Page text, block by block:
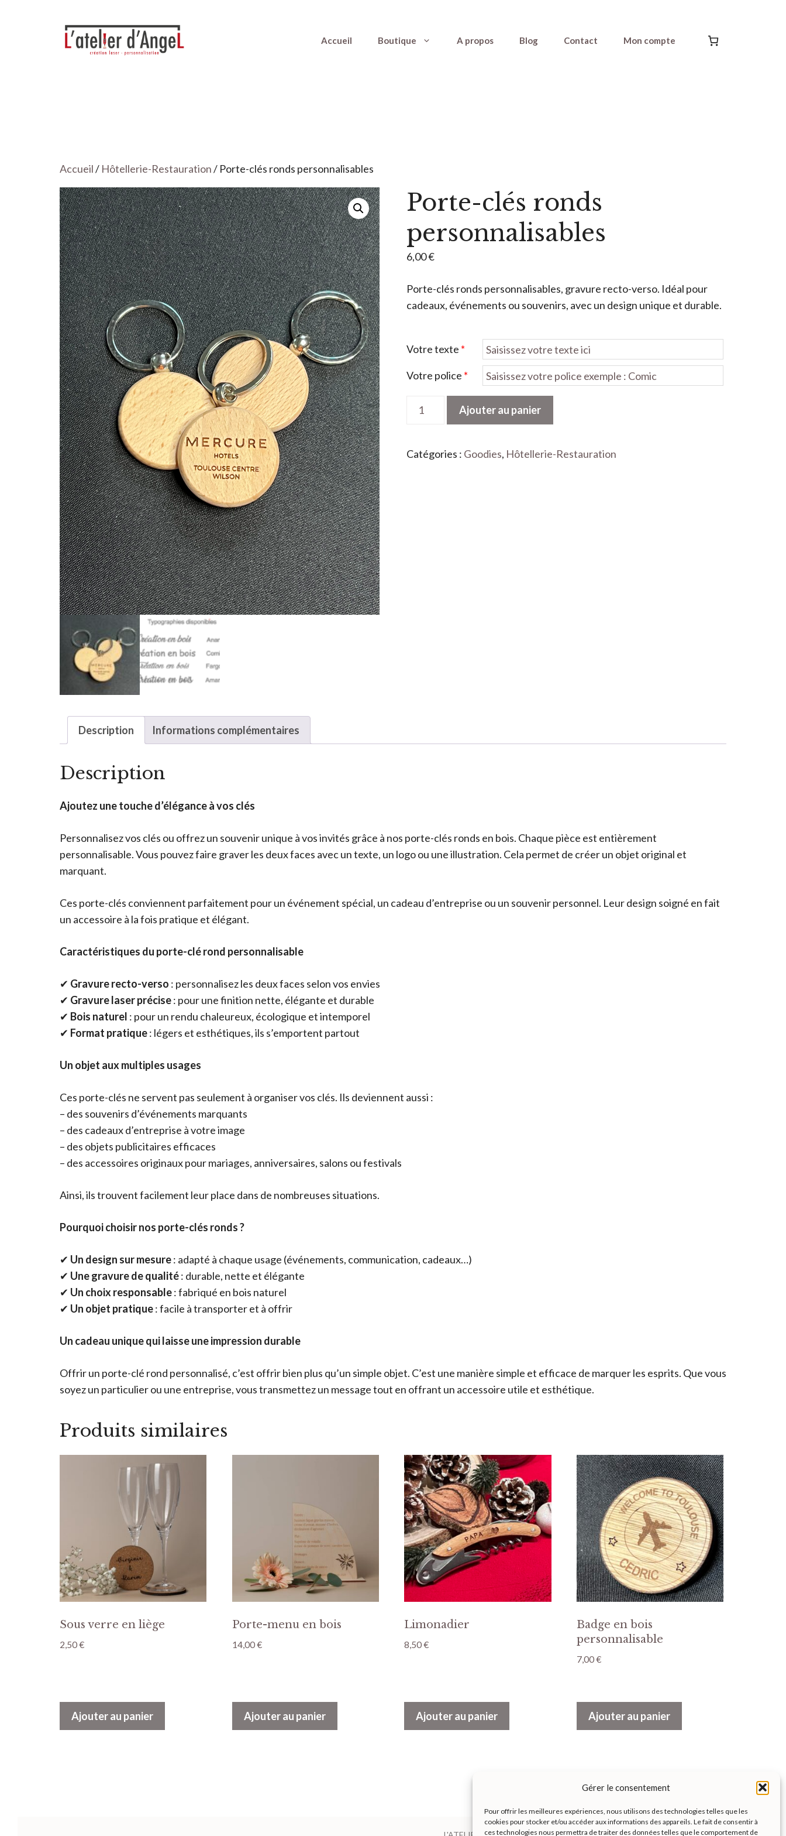
Gérer le consentement
Pour offrir les meilleures expériences, nous utilisons des technologies telles que les
cookies pour stocker et/ou accéder aux informations des appareils. Le fait de consentir à
ces technologies nous permettra de traiter des données telles que le comportement de
Accueil Boutique A propos Blog Contact Mon compte
Accueil/ Hôtellerie-Restauration/ Porte-clés ronds personnalisables
Porte-clés ronds
personnalisables
6,00€
Porte-clés ronds personnalisables, gravure recto-verso. Idéal pour
cadeaux, événements ou souvenirs, avec un design unique et durable.
Votre texte *
Votre police *
quantité
clés
Ajouter au panier
Catégories : Goodies, Hôtellerie-Restauration
Description Informations complémentaires
Description
Ajoutez une touche d’élégance à vos clés
Personnalisez vos clés ou offrez un souvenir unique à vos invités grâce à nos porte-clés ronds en bois. Chaque pièce est entièrement
personnalisable. Vous pouvez faire graver les deux faces avec un texte, un logo ou une illustration. Cela permet de créer un objet original et
marquant.
Ces porte-clés conviennent parfaitement pour un événement spécial, un cadeau d’entreprise ou un souvenir personnel. Leur design soigné en fait
un accessoire à la fois pratique et élégant.
Caractéristiques du porte-clé rond personnalisable
✔ Gravure recto-verso : personnalisez les deux faces selon vos envies
✔ Gravure laser précise: pour une finition nette, élégante et durable
✔ Bois naturel : pour un rendu chaleureux, écologique et intemporel
✔ Format pratique: légers et esthétiques, ils s’emportent partout
Un objet aux multiples usages
Ces porte-clés ne servent pas seulement à organiser vos clés. Ils deviennent aussi :
– des souvenirs d’événements marquants
– des cadeaux d’entreprise à votre image
– des objets publicitaires efficaces
– des accessoires originaux pour mariages, anniversaires, salons ou festivals
Ainsi, ils trouvent facilement leur place dans de nombreuses situations.
Pourquoi choisir nos porte-clés ronds ?
✔ Un design sur mesure: adapté à chaque usage (événements, communication, cadeaux…)
✔ Une gravure de qualité: durable, nette et élégante
✔ Un choix responsable: fabriqué en bois naturel
✔ Un objet pratique: facile à transporter et à offrir
Un cadeau unique qui laisse une impression durable
Offrir un porte-clé rond personnalisé, c’est offrir bien plus qu’un simple objet. C’est une manière simple et efficace de marquer les esprits. Que vous
soyez un particulier ou une entreprise, vous transmettez un message tout en offrant un accessoire utile et esthétique.
Produits similaires
Sous verre en liège
2,50€
Ajouter au panier
Porte-menu en bois
14,00€
Ajouter au panier
Limonadier
8,50€
Ajouter au panier
Badge en bois
personnalisable
7,00€
Ajouter au panier